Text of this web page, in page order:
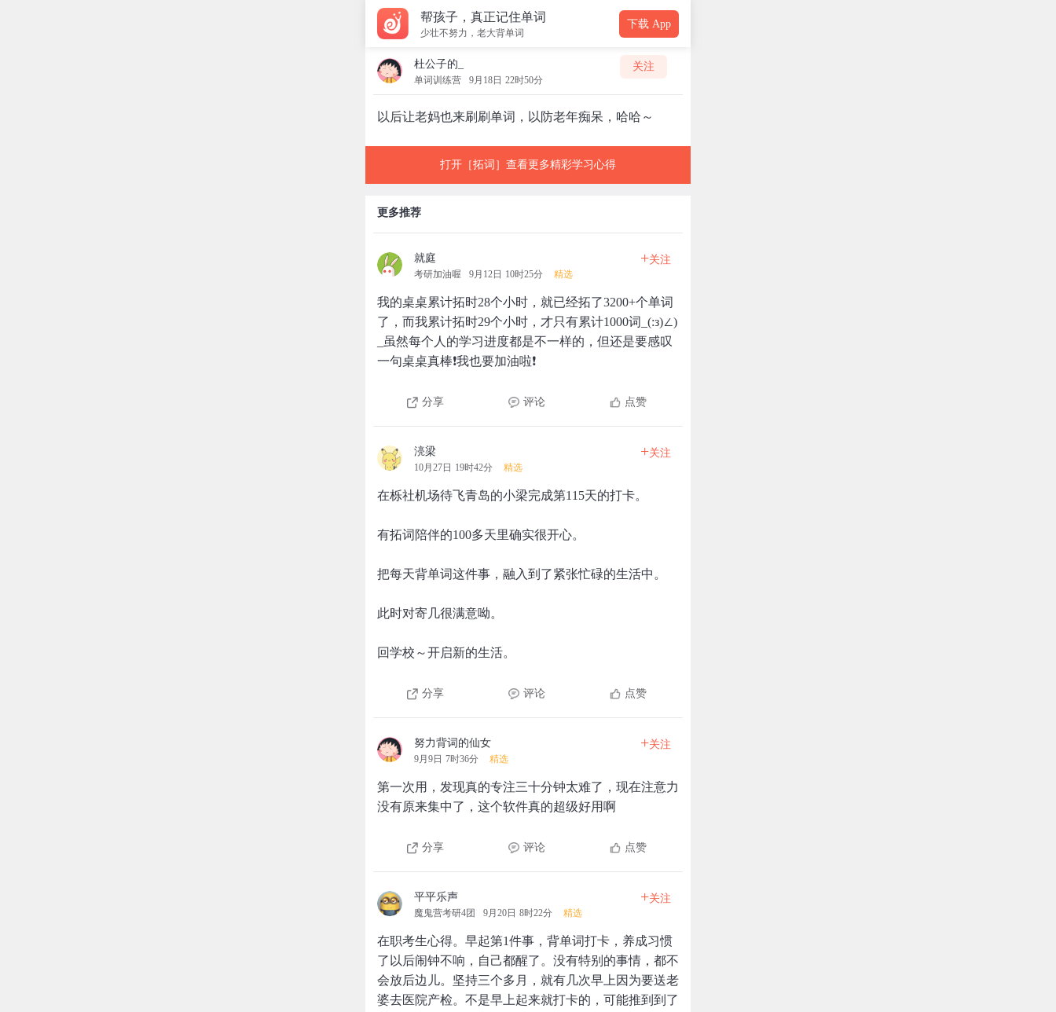
帮孩子，真正记住单词
少壮不努力，老大背单词
下载 App
杜公子的_
单词训练营 9月18日 22时50分
关注
以后让老妈也来刷刷单词，以防老年痴呆，哈哈～
打开［拓词］查看更多精彩学习心得
更多推荐
就庭
考研加油喔 9月12日 10时25分 精选
+关注
我的桌桌累计拓时28个小时，就已经拓了3200+个单词
了，而我累计拓时29个小时，才只有累计1000词_(:з)∠)
_虽然每个人的学习进度都是不一样的，但还是要感叹
一句桌桌真棒❗我也要加油啦❗
分享 评论 点赞
湸梁
10月27日 19时42分 精选
+关注
在栎社机场待飞青岛的小梁完成第115天的打卡。
有拓词陪伴的100多天里确实很开心。
把每天背单词这件事，融入到了紧张忙碌的生活中。
此时对寄几很满意呦。
回学校～开启新的生活。
分享 评论 点赞
努力背词的仙女
9月9日 7时36分 精选
+关注
第一次用，发现真的专注三十分钟太难了，现在注意力
没有原来集中了，这个软件真的超级好用啊
分享 评论 点赞
平平乐声
魔鬼营考研4团 9月20日 8时22分 精选
+关注
在职考生心得。早起第1件事，背单词打卡，养成习惯
了以后闹钟不响，自己都醒了。没有特别的事情，都不
会放后边儿。坚持三个多月，就有几次早上因为要送老
婆去医院产检。不是早上起来就打卡的，可能推到到了